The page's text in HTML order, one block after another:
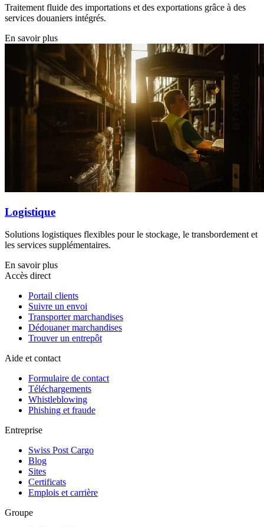
Traitement fluide des importations et des exportations grâce à des
services douaniers intégrés.
En savoir plus
Logistique
Solutions logistiques flexibles pour le stockage, le transbordement et
les services supplémentaires.
En savoir plus
Accès direct
Portail clients
Suivre un envoi
Transporter marchandises
Dédouaner marchandises
Trouver un entrepôt
Aide et contact
Formulaire de contact
Téléchargements
Whistleblowing
Phishing et fraude
Entreprise
Swiss Post Cargo
Blog
Sites
Certificats
Emplois et carrière
Groupe